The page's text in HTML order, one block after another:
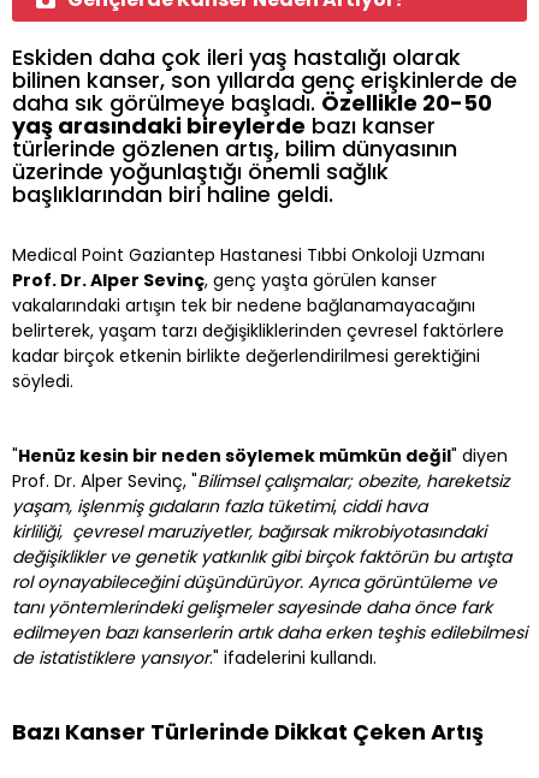
Eskiden daha çok ileri yaş hastalığı olarak
bilinen kanser, son yıllarda genç erişkinlerde de
daha sık görülmeye başladı. Özellikle 20-50
yaş arasındaki bireylerde bazı kanser
türlerinde gözlenen artış, bilim dünyasının
üzerinde yoğunlaştığı önemli sağlık
başlıklarından biri haline geldi.
Medical Point Gaziantep Hastanesi Tıbbi Onkoloji Uzmanı
Prof. Dr. Alper Sevinç, genç yaşta görülen kanser
vakalarındaki artışın tek bir nedene bağlanamayacağını
belirterek, yaşam tarzı değişikliklerinden çevresel faktörlere
kadar birçok etkenin birlikte değerlendirilmesi gerektiğini
söyledi.
"Henüz kesin bir neden söylemek mümkün değil" diyen
Prof. Dr. Alper Sevinç, "Bilimsel çalışmalar; obezite, hareketsiz
yaşam, işlenmiş gıdaların fazla tüketimi, ciddi hava
kirliliği, çevresel maruziyetler, bağırsak mikrobiyotasındaki
değişiklikler ve genetik yatkınlık gibi birçok faktörün bu artışta
rol oynayabileceğini düşündürüyor. Ayrıca görüntüleme ve
tanı yöntemlerindeki gelişmeler sayesinde daha önce fark
edilmeyen bazı kanserlerin artık daha erken teşhis edilebilmesi
de istatistiklere yansıyor." ifadelerini kullandı.
Bazı Kanser Türlerinde Dikkat Çeken Artış